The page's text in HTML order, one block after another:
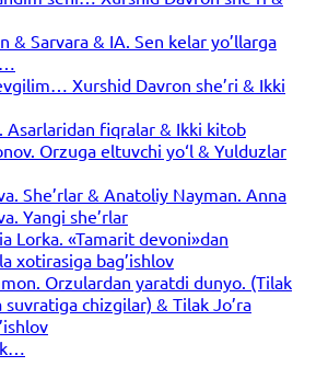
& Sarvara & IA. Sen kelar yo’llarga
Xurshid Davron she’ri & Ikki
Asarlaridan fiqralar & Ikki kitob
Orzuga eltuvchi yo‘l & Yulduzlar
She’rlar & Anatoliy Nayman. Anna
Yangi she’rlar
Lorka. «Tamarit devoni»dan
xotirasiga bag’ishlov
Orzulardan yaratdi dunyo. (Tilak
suvratiga chizgilar) & Tilak Jo’ra